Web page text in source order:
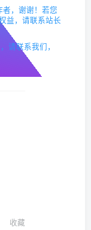
，谢谢！若您
益，请联系站长
请联系我们，
收藏